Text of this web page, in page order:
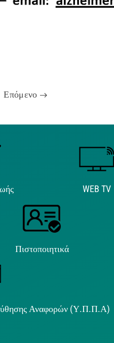
Επόμενο
WEB TV
Πιστοποιητικά
Αναφορών (Υ.Π.Π.Α)